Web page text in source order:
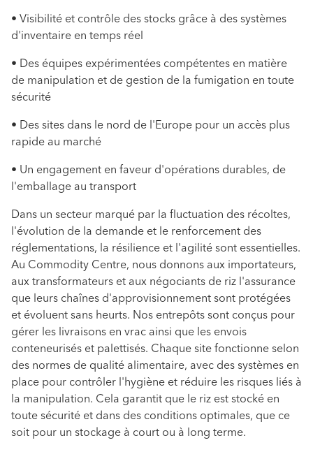
• Visibilité et contrôle des stocks grâce à des systèmes
d'inventaire en temps réel
• Des équipes expérimentées compétentes en matière
de manipulation et de gestion de la fumigation en toute
sécurité
• Des sites dans le nord de l'Europe pour un accès plus
rapide au marché
• Un engagement en faveur d'opérations durables, de
l'emballage au transport
Dans un secteur marqué par la fluctuation des récoltes,
l'évolution de la demande et le renforcement des
réglementations, la résilience et l'agilité sont essentielles.
Au Commodity Centre, nous donnons aux importateurs,
aux transformateurs et aux négociants de riz l'assurance
que leurs chaînes d'approvisionnement sont protégées
et évoluent sans heurts. Nos entrepôts sont conçus pour
gérer les livraisons en vrac ainsi que les envois
conteneurisés et palettisés. Chaque site fonctionne selon
des normes de qualité alimentaire, avec des systèmes en
place pour contrôler l'hygiène et réduire les risques liés à
la manipulation. Cela garantit que le riz est stocké en
toute sécurité et dans des conditions optimales, que ce
soit pour un stockage à court ou à long terme.